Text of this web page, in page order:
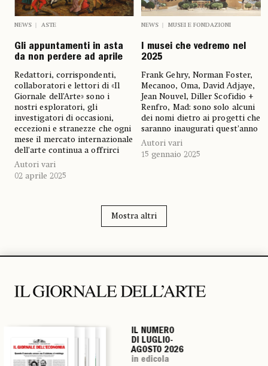
NEWS ASTE
Gli appuntamenti in asta
da non perdere ad aprile
Redattori, corrispondenti,
collaboratori e lettori di «Il
Giornale dell’Arte» sono i
nostri esploratori, gli
investigatori di occasioni,
eccezioni e stranezze che ogni
mese il mercato internazionale
dell’arte continua a offrirci
Autori vari
02 aprile 2025
NEWS MUSEI E FONDAZIONI
I musei che vedremo nel
2025
Frank Gehry, Norman Foster,
Mecanoo, Oma, David Adjaye,
Jean Nouvel, Diller Scofidio +
Renfro, Mad: sono solo alcuni
dei nomi dietro ai progetti che
saranno inaugurati quest’anno
Autori vari
15 gennaio 2025
Mostra altri
IL NUMERO
DI LUGLIO-
AGOSTO 2026
in edicola
IL NUMERO
DI LUGLIO-
AGOSTO 2026
in edicola
IL NUMERO
DI LUGLIO-
AGOSTO 2026
in edicola
IL NUMERO
DI LUGLIO-
AGOSTO 2026
in edicola